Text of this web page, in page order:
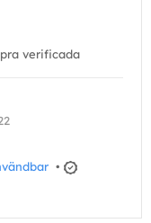
verificada
•